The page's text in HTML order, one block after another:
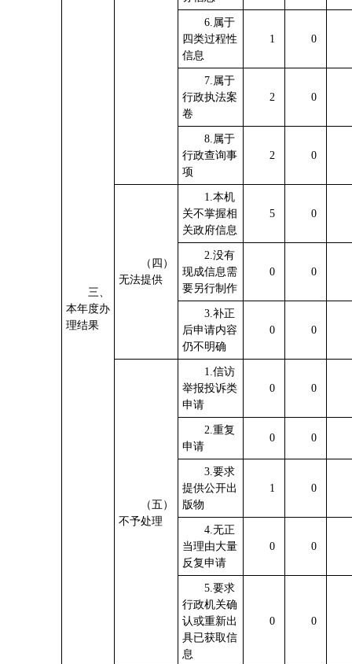
三、
本年度办
理结果
6.属于
四类过程性
信息
1 0
7.属于
行政执法案
卷
2 0
8.属于
行政查询事
项
2 0
（四）
无法提供
1.本机
关不掌握相
关政府信息
5 0
2.没有
现成信息需
要另行制作
0 0
3.补正
后申请内容
仍不明确
0 0
（五）
不予处理
1.信访
举报投诉类
申请
0 0
2.重复
申请
0 0
3.要求
提供公开出
版物
1 0
4.无正
当理由大量
反复申请
0 0
5.要求
行政机关确
认或重新出
具已获取信
息
0 0